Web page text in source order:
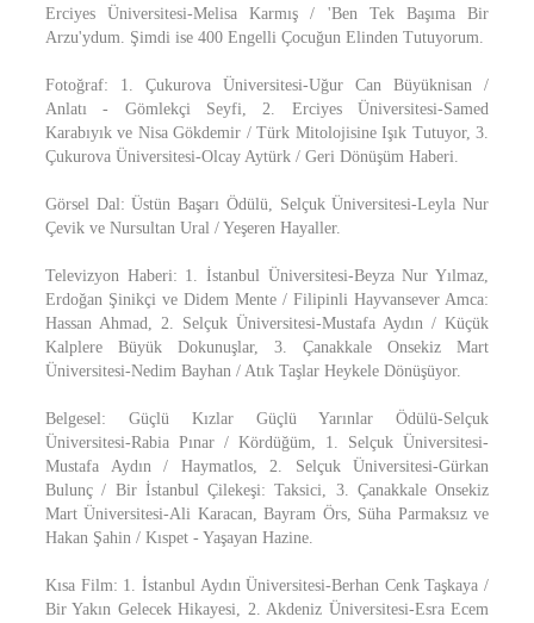
Erciyes Üniversitesi-Melisa Karmış / 'Ben Tek Başıma Bir
Arzu'ydum. Şimdi ise 400 Engelli Çocuğun Elinden Tutuyorum.
Fotoğraf: 1. Çukurova Üniversitesi-Uğur Can Büyüknisan /
Anlatı - Gömlekçi Seyfi, 2. Erciyes Üniversitesi-Samed
Karabıyık ve Nisa Gökdemir / Türk Mitolojisine Işık Tutuyor, 3.
Çukurova Üniversitesi-Olcay Aytürk / Geri Dönüşüm Haberi.
Görsel Dal: Üstün Başarı Ödülü, Selçuk Üniversitesi-Leyla Nur
Çevik ve Nursultan Ural / Yeşeren Hayaller.
Televizyon Haberi: 1. İstanbul Üniversitesi-Beyza Nur Yılmaz,
Erdoğan Şinikçi ve Didem Mente / Filipinli Hayvansever Amca:
Hassan Ahmad, 2. Selçuk Üniversitesi-Mustafa Aydın / Küçük
Kalplere Büyük Dokunuşlar, 3. Çanakkale Onsekiz Mart
Üniversitesi-Nedim Bayhan / Atık Taşlar Heykele Dönüşüyor.
Belgesel: Güçlü Kızlar Güçlü Yarınlar Ödülü-Selçuk
Üniversitesi-Rabia Pınar / Kördüğüm, 1. Selçuk Üniversitesi-
Mustafa Aydın / Haymatlos, 2. Selçuk Üniversitesi-Gürkan
Bulunç / Bir İstanbul Çilekeşi: Taksici, 3. Çanakkale Onsekiz
Mart Üniversitesi-Ali Karacan, Bayram Örs, Süha Parmaksız ve
Hakan Şahin / Kıspet - Yaşayan Hazine.
Kısa Film: 1. İstanbul Aydın Üniversitesi-Berhan Cenk Taşkaya /
Bir Yakın Gelecek Hikayesi, 2. Akdeniz Üniversitesi-Esra Ecem